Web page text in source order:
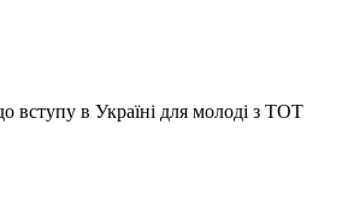
вступу в Україні для молоді з ТОТ